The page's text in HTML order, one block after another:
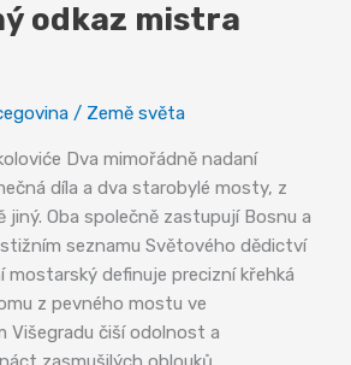
odkaz mistra
/ Země světa
Dva mimořádně nadaní
díla a dva starobylé mosty, z
jiný. Oba společně zastupují Bosnu a
seznamu Světového dědictví
mostarský definuje precizní křehká
z pevného mostu ve
Višegradu čiší odolnost a